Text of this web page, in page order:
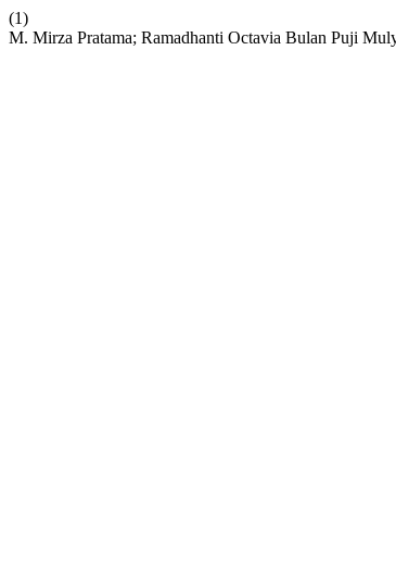
(1)
M. Mirza Pratama; Ramadhanti Octavia Bulan Puji